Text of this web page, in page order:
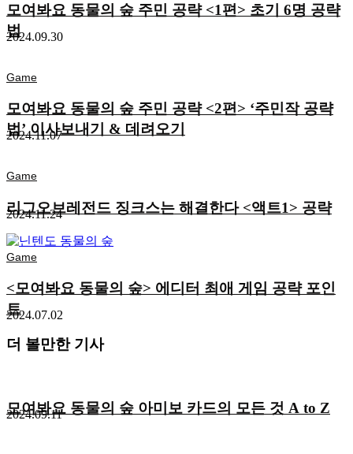
모여봐요 동물의 숲 주민 공략 <1편> 초기 6명 공략
법
2024.09.30
Game
모여봐요 동물의 숲 주민 공략 <2편> ‘주민작 공략
법’ 이사보내기 & 데려오기
2024.11.07
Game
리그오브레전드 징크스는 해결한다 <액트1> 공략
2024.11.24
Game
<모여봐요 동물의 숲> 에디터 최애 게임 공략 포인
트
2024.07.02
더 볼만한 기사
모여봐요 동물의 숲 아미보 카드의 모든 것 A to Z
2024.09.11